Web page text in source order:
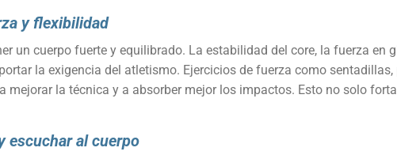
y flexibilidad
un cuerpo fuerte y equilibrado. La estabilidad del core, la fuerza
la exigencia del atletismo. Ejercicios de fuerza como
mejorar la técnica y a absorber mejor los impactos. Esto no solo
escuchar al cuerpo